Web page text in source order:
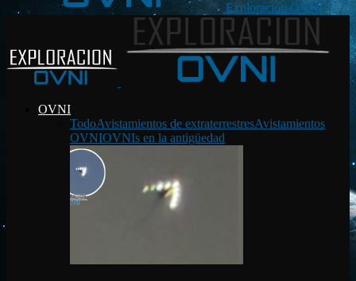
Exploración OVNI
OVNI
TodoAvistamientos de extraterrestresAvistamientos
OVNIOVNIs en la antigüedad